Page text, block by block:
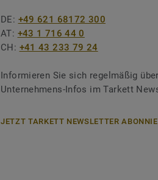
DE: +49 621 68172 300
AT: +43 1 716 44 0
CH: +41 43 233 79 24
Informieren Sie sich regelmäßig
Unternehmens-Infos im Tarkett
JETZT TARKETT NEWSLETTER